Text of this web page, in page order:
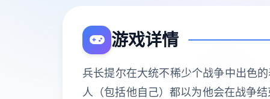
游戏详情
兵长提尔在大统不稀少个战争中出色
人（包括他自己）都以为他会在战争